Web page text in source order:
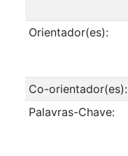
Orientador(es):
Co-orientador(es):
Palavras-Chave: